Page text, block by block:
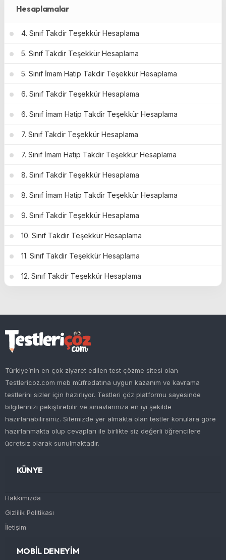
Hesaplamalar
4. Sınıf Takdir Teşekkür Hesaplama
5. Sınıf Takdir Teşekkür Hesaplama
5. Sınıf İmam Hatip Takdir Teşekkür Hesaplama
6. Sınıf Takdir Teşekkür Hesaplama
6. Sınıf İmam Hatip Takdir Teşekkür Hesaplama
7. Sınıf Takdir Teşekkür Hesaplama
7. Sınıf İmam Hatip Takdir Teşekkür Hesaplama
8. Sınıf Takdir Teşekkür Hesaplama
8. Sınıf İmam Hatip Takdir Teşekkür Hesaplama
9. Sınıf Takdir Teşekkür Hesaplama
10. Sınıf Takdir Teşekkür Hesaplama
11. Sınıf Takdir Teşekkür Hesaplama
12. Sınıf Takdir Teşekkür Hesaplama
Türkiye’nin en çok ziyaret edilen test çözme sitesi olan
Testlericoz.com meb müfredatına uygun kazanım ve kavrama
testlerini sizler için hazırlıyor. Testleri çöz platformu sayesinde
bilgilerinizi pekiştirebilir ve sınavlarınıza en iyi şekilde
hazırlanabilirsiniz. Sitemizde yer almakta olan testler konulara göre
hazırlanmakta olup cevapları ile birlikte siz değerli öğrencilere
ücretsiz olarak sunulmaktadır.
KÜNYE
Hakkımızda
Gizlilik Politikası
İletişim
MOBİL DENEYİM